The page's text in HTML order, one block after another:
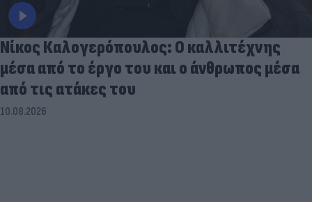
Νίκος Καλογερόπουλος: Ο καλλιτέχνης
μέσα από το έργο του και ο άνθρωπος μέσα
από τις ατάκες του
10.08.2026